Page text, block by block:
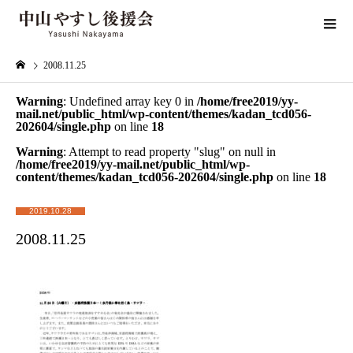
2008.11.25
Warning: Undefined array key 0 in /home/free2019/yy-
mail.net/public_html/wp-content/themes/kadan_tcd056-
202604/single.php on line 18
Warning: Attempt to read property "slug" on null in
/home/free2019/yy-mail.net/public_html/wp-
content/themes/kadan_tcd056-202604/single.php on line 18
2019.10.28
2008.11.25